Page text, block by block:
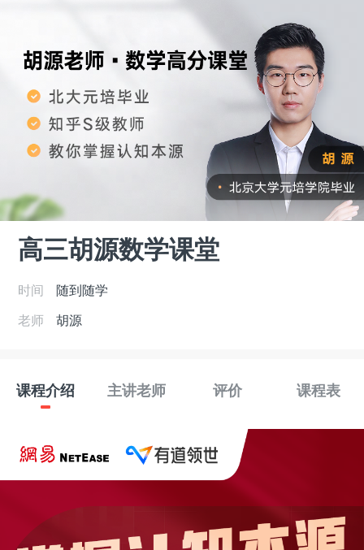
高三胡源数学课堂
时间
随到随学
老师
胡源
课程介绍 主讲老师 评价 课程表